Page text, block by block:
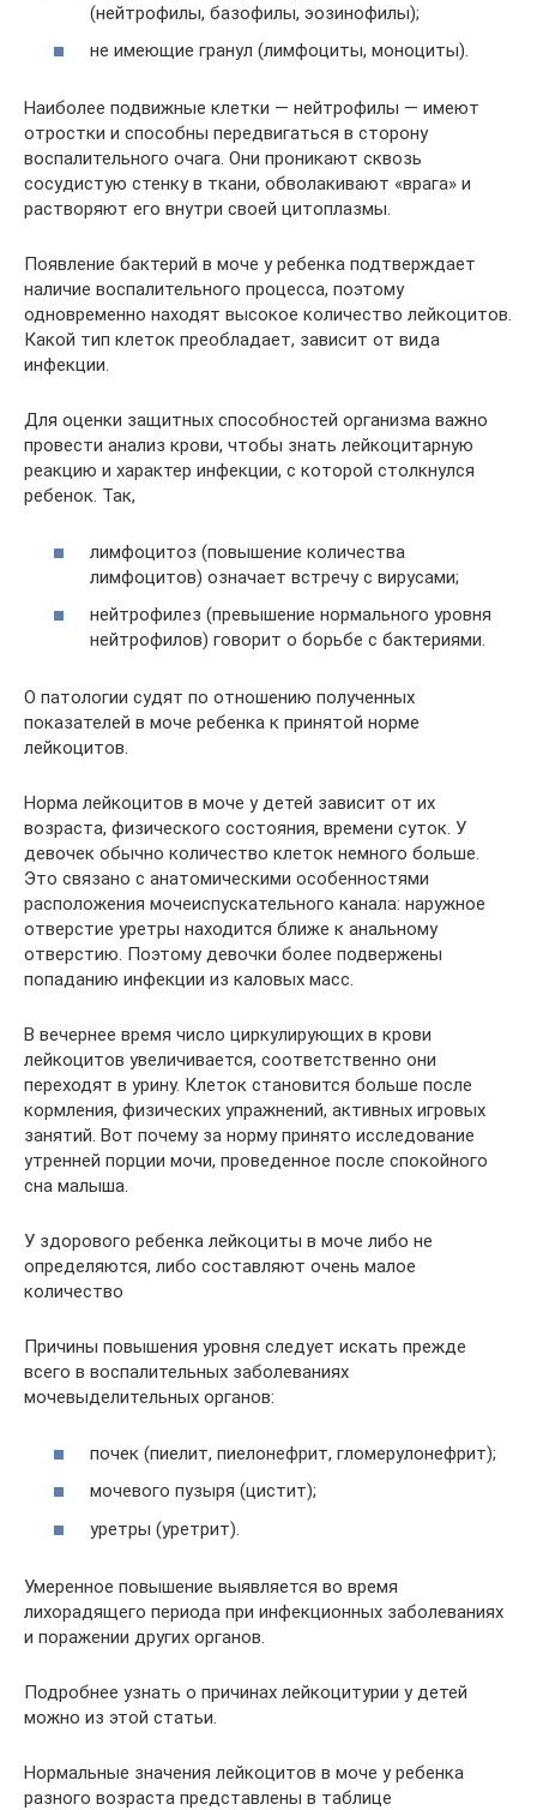
(нейтрофилы, базофилы, эозинофилы);
не имеющие гранул (лимфоциты, моноциты).
Наиболее подвижные клетки — нейтрофилы — имеют
отростки и способны передвигаться в сторону
воспалительного очага. Они проникают сквозь
сосудистую стенку в ткани, обволакивают «врага» и
растворяют его внутри своей цитоплазмы.
Появление бактерий в моче у ребенка подтверждает
наличие воспалительного процесса, поэтому
одновременно находят высокое количество лейкоцитов.
Какой тип клеток преобладает, зависит от вида
инфекции.
Для оценки защитных способностей организма важно
провести анализ крови, чтобы знать лейкоцитарную
реакцию и характер инфекции, с которой столкнулся
ребенок. Так,
лимфоцитоз (повышение количества
лимфоцитов) означает встречу с вирусами;
нейтрофилез (превышение нормального уровня
нейтрофилов) говорит о борьбе с бактериями.
О патологии судят по отношению полученных
показателей в моче ребенка к принятой норме
лейкоцитов.
Норма лейкоцитов в моче у детей зависит от их
возраста, физического состояния, времени суток. У
девочек обычно количество клеток немного больше.
Это связано с анатомическими особенностями
расположения мочеиспускательного канала: наружное
отверстие уретры находится ближе к анальному
отверстию. Поэтому девочки более подвержены
попаданию инфекции из каловых масс.
В вечернее время число циркулирующих в крови
лейкоцитов увеличивается, соответственно они
переходят в урину. Клеток становится больше после
кормления, физических упражнений, активных игровых
занятий. Вот почему за норму принято исследование
утренней порции мочи, проведенное после спокойного
сна малыша.
У здорового ребенка лейкоциты в моче либо не
определяются, либо составляют очень малое
количество
Причины повышения уровня следует искать прежде
всего в воспалительных заболеваниях
мочевыделительных органов:
почек (пиелит, пиелонефрит, гломерулонефрит);
мочевого пузыря (цистит);
уретры (уретрит).
Умеренное повышение выявляется во время
лихорадящего периода при инфекционных заболеваниях
и поражении других органов.
Подробнее узнать о причинах лейкоцитурии у детей
можно из этой статьи.
Нормальные значения лейкоцитов в моче у ребенка
разного возраста представлены в таблице